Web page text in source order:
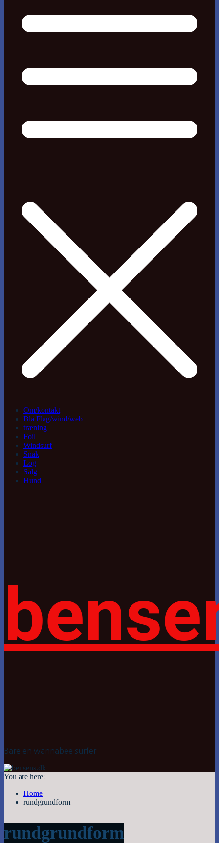
Om/kontakt
Blå Flag/wind/web
træning
Foil
Windsurf
Snak
Log
Salg
Hund
Bare en wannabee surfer
You are here:
Home
rundgrundform
rundgrundform